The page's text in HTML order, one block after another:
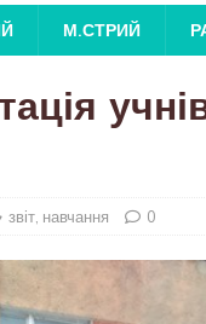
М.СТРИЙ
звіт навчання 0